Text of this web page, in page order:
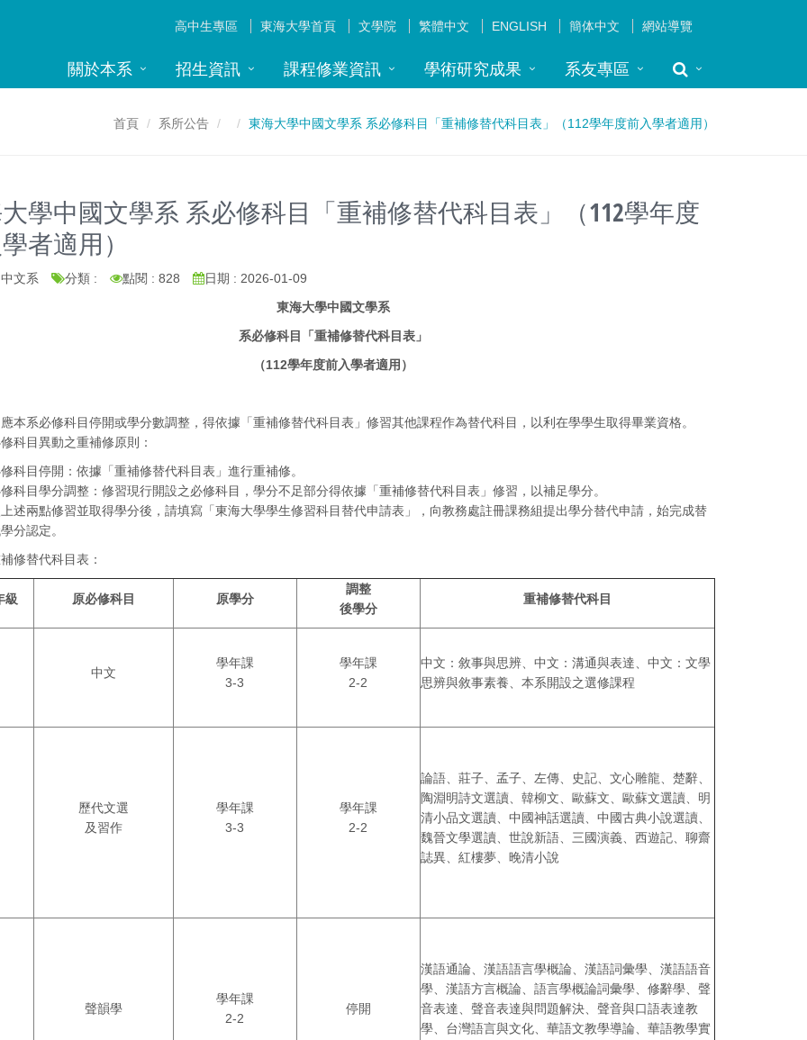
高中生專區 東海大學首頁 文學院 繁體中文 ENGLISH 簡体中文 網站導覽
關於本系 招生資訊 課程修業資訊 學術研究成果 系友專區
首頁 系所公告 東海大學中國文學系 系必修科目「重補修替代科目表」（112學年度前入學者適用）
學中國文學系 系必修科目「重補修替代科目表」（112學年度
者適用）
文系 分類 : 點閱 : 828
日期 : 2026-01-09
東海大學中國文學系
系必修科目「重補修替代科目表」
（112學年度前入學者適用）
本系必修科目停開或學分數調整，得依據 「重補修替代科目表」 修習其他課程作為替代科目，以利在學學生取得畢業資格。
科目異動之重補修原則：
科目停開：依據「重補修替代科目表」進行重補修。
科目學分調整：修習現行開設之必修科目，學分不足部分得依據「重補修替代科目表」修習，以補足學分。
述兩點修習並取得學分後，請填寫「東海大學學生修習科目替代申請表」，向教務處註冊課務組提出學分替代申請，始完成替
分認定。
修替代科目表：
級 原必修科目 原學分
調整
後學分
重補修替代科目
中文
學年課
3-3
學年課
2-2
中文：敘事與思辨、中文：溝通與表達、中文：文學
思辨與敘事素養、本系開設之選修課程
歷代文選
及習作
學年課
3-3
學年課
2-2
論語、莊子、孟子、左傳、史記、文心雕龍、楚辭、
陶淵明詩文選讀、韓柳文、歐蘇文、歐蘇文選讀、明
清小品文選讀、中國神話選讀、中國古典小說選讀、
魏晉文學選讀、世說新語、三國演義、西遊記、聊齋
誌異、紅樓夢、晚清小說
聲韻學
學年課
2-2
停開
漢語通論、漢語語言學概論、漢語詞彙學、漢語語音
學、漢語方言概論、語言學概論詞彙學、修辭學、聲
音表達、聲音表達與問題解決、聲音與口語表達教
學、台灣語言與文化、華語文教學導論、華語教學實